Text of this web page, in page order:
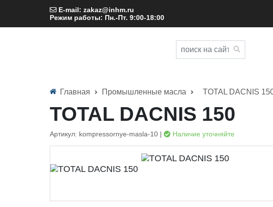
E-mail: zakaz@inhm.ru
Режим работы: Пн.-Пт. 9:00-18:00
Главная Промышленные масла TOTAL DACNIS
TOTAL DACNIS 150
Артикул: kompressornye-masla-10 | Наличие уточняйте